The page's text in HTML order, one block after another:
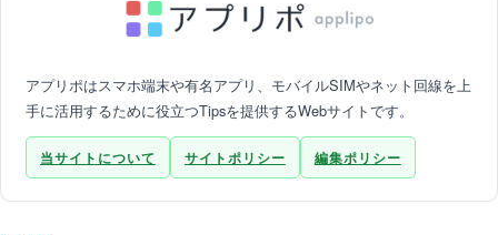
アプリポはスマホ端末や有名アプリ、モバイルSIMやネット回線を上
手に活用するために役立つTipsを提供するWebサイトです。
当サイトについて サイトポリシー 編集ポリシー